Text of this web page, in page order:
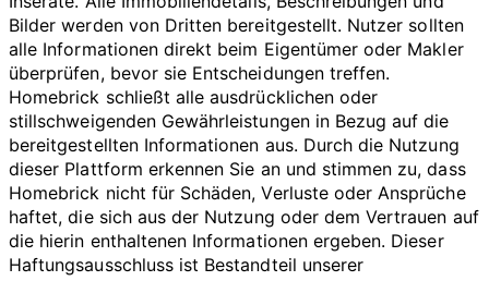
Bilder werden von Dritten bereitgestellt. Nutzer sollten
alle Informationen direkt beim Eigentümer oder Makler
überprüfen, bevor sie Entscheidungen treffen.
Homebrick schließt alle ausdrücklichen oder
stillschweigenden Gewährleistungen in Bezug auf die
bereitgestellten Informationen aus. Durch die Nutzung
dieser Plattform erkennen Sie an und stimmen zu, dass
Homebrick nicht für Schäden, Verluste oder Ansprüche
haftet, die sich aus der Nutzung oder dem Vertrauen auf
die hierin enthaltenen Informationen ergeben. Dieser
Haftungsausschluss ist Bestandteil unserer